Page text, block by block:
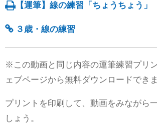
【運筆】線の練習「ちょうちょう」
３歳・線の練習
※この動画と同じ内容の運筆練習プリ
ェブページから無料ダウンロードできま
プリントを印刷して、動画をみながら
しょう。